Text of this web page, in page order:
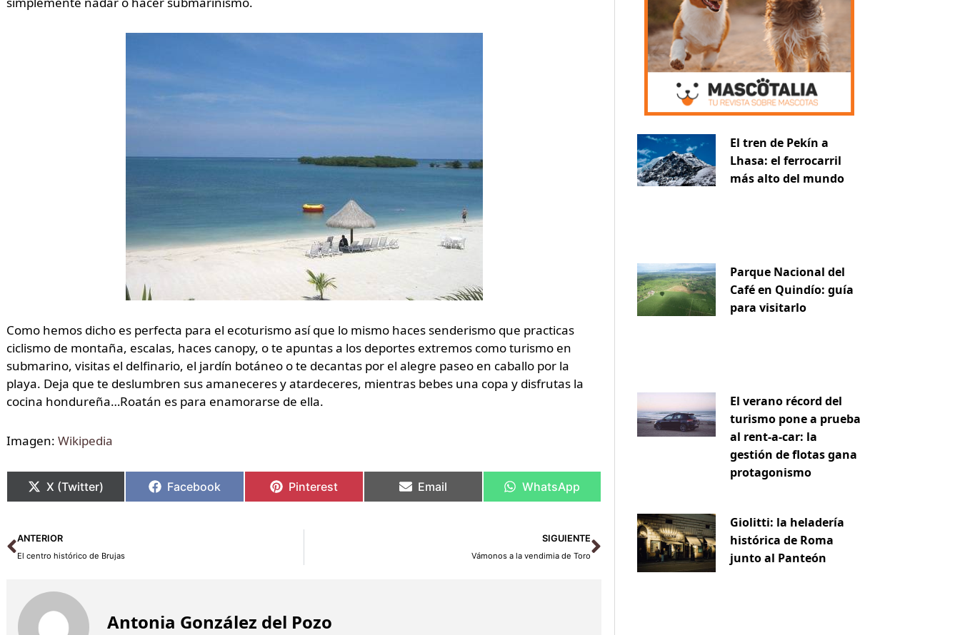
Como hemos dicho es perfecta para el ecoturismo así que lo mismo haces senderismo que practicas
ciclismo de montaña, escalas, haces canopy, o te apuntas a los deportes extremos como turismo en
submarino, visitas el delfinario, el jardín botáneo o te decantas por el alegre paseo en caballo por la
playa. Deja que te deslumbren sus amaneceres y atardeceres, mientras bebes una copa y disfrutas la
cocina hondureña…Roatán es para enamorarse de ella.
Imagen: Wikipedia
X (Twitter) Facebook Pinterest Email WhatsApp
Ant
ANTERIOR
El centro histórico de Brujas
SIGUIENTE
Vámonos a la vendimia de Toro
Siguiente
Antonia González del Pozo
El tren de Pekín a
Lhasa: el ferrocarril
más alto del mundo
Parque Nacional del
Café en Quindío: guía
para visitarlo
El verano récord del
turismo pone a prueba
al rent-a-car: la
gestión de flotas gana
protagonismo
Giolitti: la heladería
histórica de Roma
junto al Panteón